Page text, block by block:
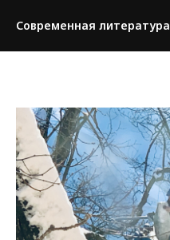
Современная литература